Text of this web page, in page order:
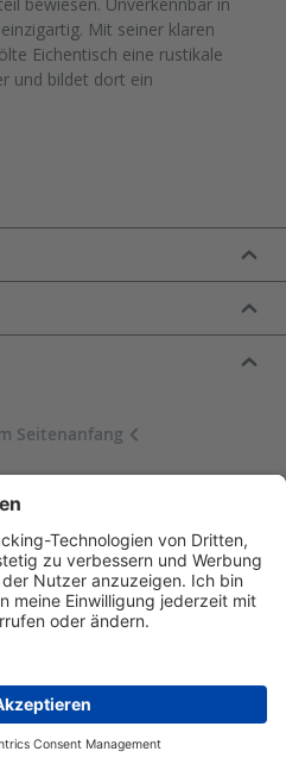
Mit seiner klaren
Eichentisch eine rustikale
und bildet dort ein
Seitenanfang
inkl. gesetzlicher Mehrwertsteuer